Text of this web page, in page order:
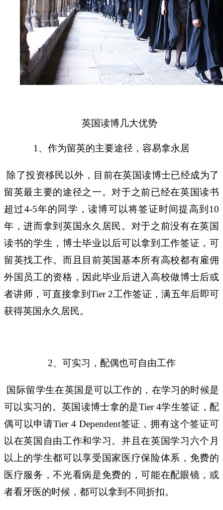
英国读博几大优势
1 、作为留英的主要途径，容易拿永居
除了投资移民以外，目前在英国读博士已经成为了
留英最主要的途径之一。对于之前已经在英国读书
超过4-5年的同学，读博可以将签证时间提高到 10
年，进而拿到英国永久居民。对于之前没有在英国
读书的学生，博士毕业以后可以拿到工作签证， 可
留英找工作。而且目前英国基本所有高校都有雇佣
外国员工的资格，因此毕业后进入高校做博士后或
者讲师，可直接拿到 Tier 2工作签证，满五年后即可
获得英国永久居民。
2、可实习，配偶也可自由工作
国际留学生在英国是可以工作的，在学习的时候是
可以实习的。英国读博士拿的是Tier 4学生签证，配
偶可以申请Tier 4 Dependent签证，拥有这个签证可
以在英国自由工作和学习。并且在英国学习六个月
以上的学生都可以享受国家医疗保险体系，免费的
医疗服务，不光看病是免费的，可能在配眼镜，或
者看牙医的时候，都可以拿到不同折扣。